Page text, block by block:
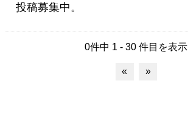
投稿募集中。
0件中 1 - 30 件目を表示
« »